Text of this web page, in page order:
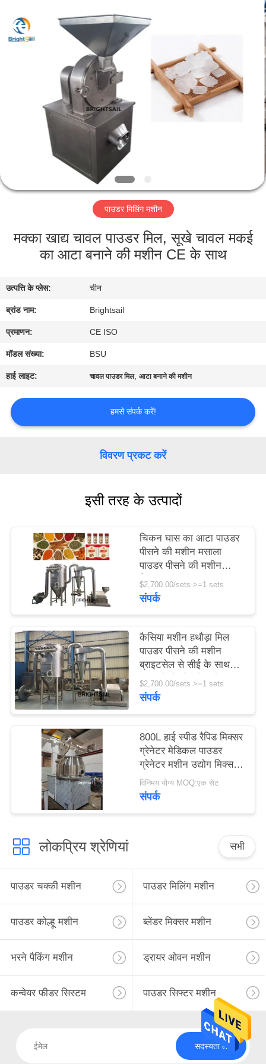
हमारे
बारे
कारखाना
गुणवत्ता
नियंत्रण
संपर्क
समाचार
PRIVACY
POLICY
Machinery
Co.,Ltd..
Rights
पाउडर मिलिंग मशीन
मक्का खाद्य चावल पाउडर मिल, सूखे चावल मकई
का आटा बनाने की मशीन CE के साथ
उत्पत्ति के प्लेस: चीन
ब्रांड नाम: Brightsail
प्रमाणन: CE ISO
मॉडल संख्या: BSU
हाई लाइट: चावल पाउडर मिल,आटा बनाने की मशीन
हमसे संपर्क करें!
विवरण प्रकट करें
इसी तरह के उत्पादों
चिकन घास का आटा पाउडर
पीसने की मशीन मसाला
पाउडर पीसने की मशीन
चिकन घास का आटा पाउडर
बनाने की मशीन
$2,700.00/sets >=1 sets
संपर्क
कैसिया मशीन हथौड़ा मिल
पाउडर पीसने की मशीन
ब्राइटसेल से सीई के साथ
मूंगफली पीसने की मशीन
$2,700.00/sets >=1 sets
संपर्क
800L हाई स्पीड रैपिड मिक्सर
ग्रेनेटर मेडिकल पाउडर
ग्रेनेटर मशीन उद्योग मिक्सर
मशीन
विनिमय योग्य MOQ:एक सेट
संपर्क
लोकप्रिय श्रेणियां सभी
पाउडर चक्की मशीन पाउडर मिलिंग मशीन
पाउडर कोल्हू मशीन ब्लेंडर मिक्सर मशीन
भरने पैकिंग मशीन ड्रायर ओवन मशीन
कन्वेयर फीडर सिस्टम पाउडर सिफ्टर मशीन
सदस्यता लें